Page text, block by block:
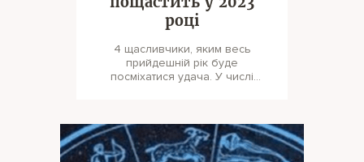
році
4 щасливчики, яким весь
прийдешній рік буде
посміхатися удача. У числі